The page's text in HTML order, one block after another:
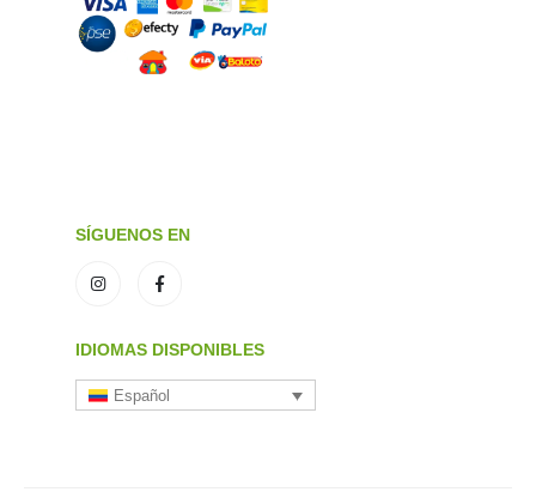
SÍGUENOS EN
IDIOMAS DISPONIBLES
Español